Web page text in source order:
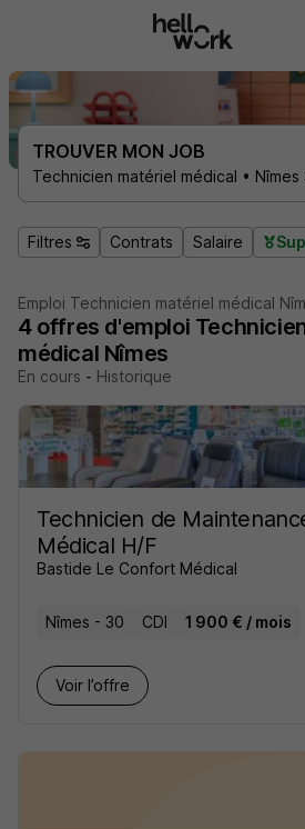
TROUVER MON JOB
Technicien matériel médical •
Filtres Contrats Salaire
Emploi Technicien matériel médical
4 offres d'emploi
médical Nîmes
En cours - Historique
Technicien de
Médical H/F
Bastide Le Confort Médical
Nîmes - 30 CDI 1 900 € / mois
Voir l’offre